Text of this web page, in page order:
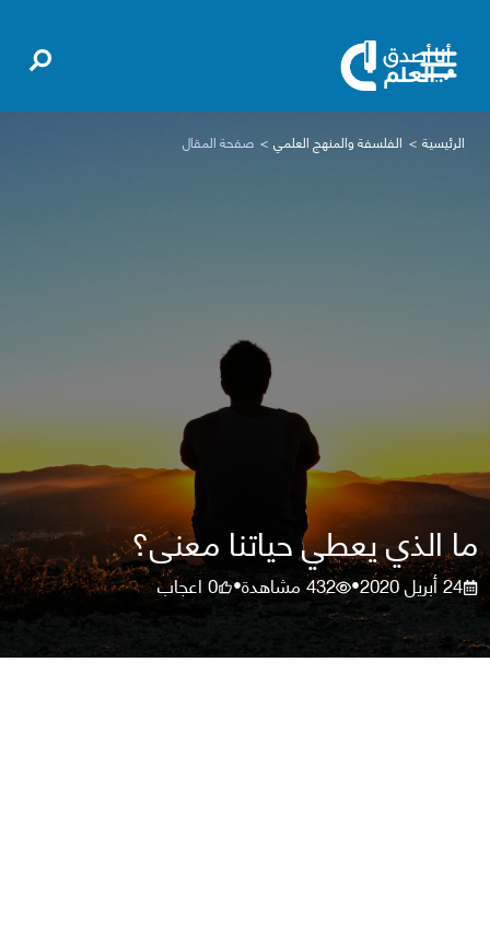
الرئيسية الفلسفة والمنهج العلمي صفحة المقال
ما الذي يعطي حياتنا معنى؟
24 أبريل 2020 •
432مشاهدة•
0اعجاب